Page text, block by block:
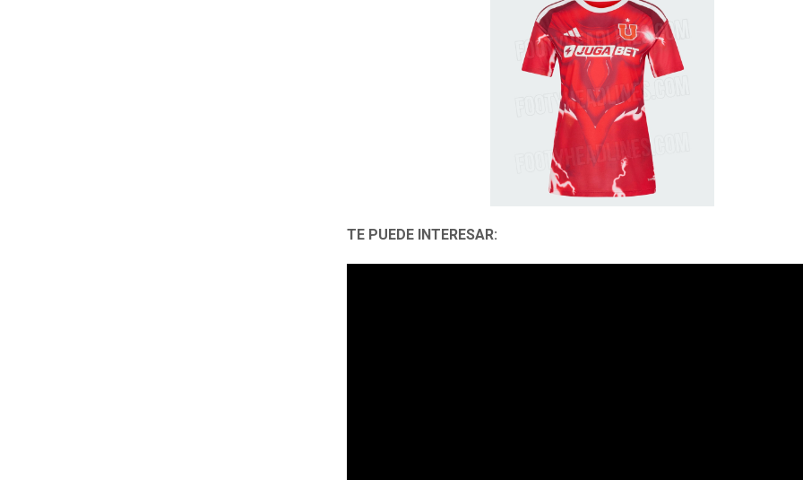
TE PUEDE INTERESAR: